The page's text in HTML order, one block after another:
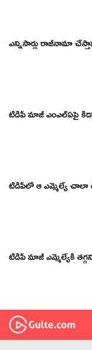
ఎన్నిసార్లు రాజీనామా
టీడీపీ మాజీ ఎంఎల్ఏపై
టీడీపీలో ఆ ఎమ్మెల్యే చాలా
టీడీపీ మాజీ ఎమ్మెల్యేకి